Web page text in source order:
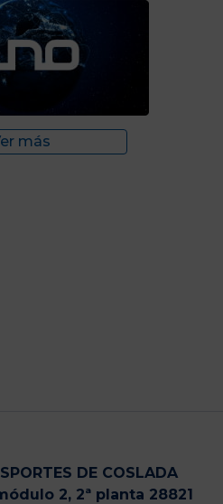
más
DE COSLADA
2, 2ª planta 28821